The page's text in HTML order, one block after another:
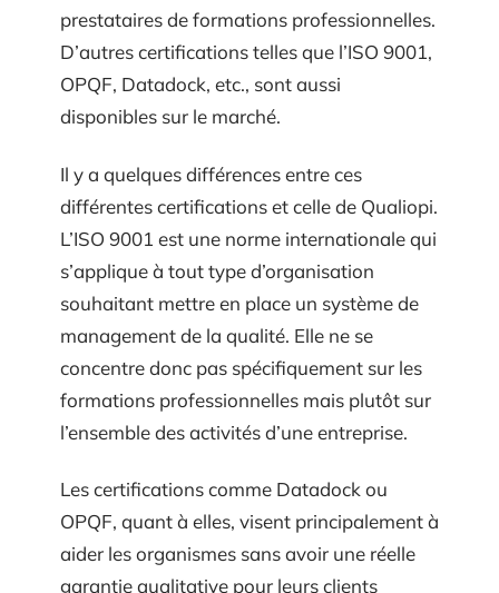
prestataires de formations professionnelles.
D’autres certifications telles que l’ISO 9001,
OPQF, Datadock, etc., sont aussi
disponibles sur le marché.
Il y a quelques différences entre ces
différentes certifications et celle de Qualiopi.
L’ISO 9001 est une norme internationale qui
s’applique à tout type d’organisation
souhaitant mettre en place un système de
management de la qualité. Elle ne se
concentre donc pas spécifiquement sur les
formations professionnelles mais plutôt sur
l’ensemble des activités d’une entreprise.
Les certifications comme Datadock ou
OPQF, quant à elles, visent principalement à
aider les organismes sans avoir une réelle
garantie qualitative pour leurs clients